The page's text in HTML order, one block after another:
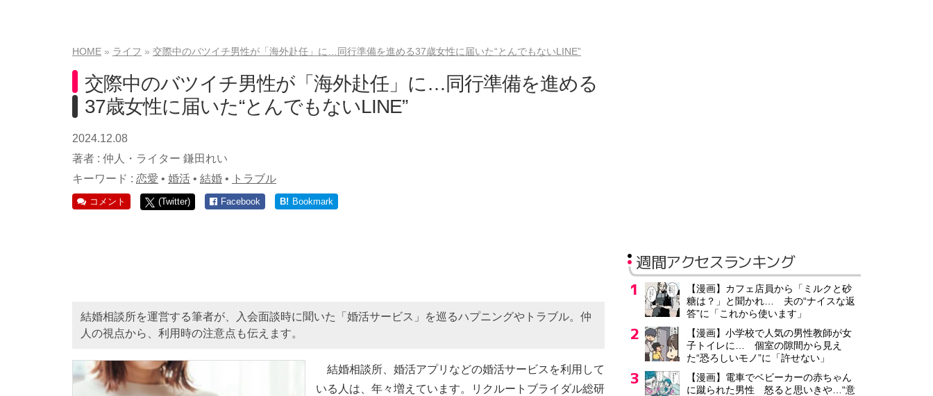
HOME ライフ 交際中のバツイチ男性が「海外赴任」に…同行準備を進める37歳女性に届いた“とんでもないLINE”
交際中のバツイチ男性が「海外赴任」に…同行準備を進める
37歳女性に届いた“とんでもないLINE”
2024.12.08
著者 : 仲人・ライター 鎌田れい
キーワード : 恋愛 • 婚活 • 結婚 • トラブル
コメント (Twitter) Facebook B! Bookmark
結婚相談所を運営する筆者が、入会面談時に聞いた「婚活サービス」を巡るハプニングやトラブル。仲
人の視点から、利用時の注意点も伝えます。
結婚相談所、婚活アプリなどの婚活サービスを利用して
いる人は、年々増えています。リクルートブライダル総研
週間アクセスランキング
【漫画】カフェ店員から「ミルクと砂
糖は？」と聞かれ… 夫の“ナイスな返
答”に「これから使います」
【漫画】小学校で人気の男性教師が女
子トイレに… 個室の隙間から見え
た“恐ろしいモノ”に「許せない」
【漫画】電車でベビーカーの赤ちゃん
に蹴られた男性 怒ると思いきや…“意